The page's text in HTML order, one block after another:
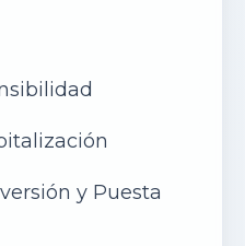
y Puesta